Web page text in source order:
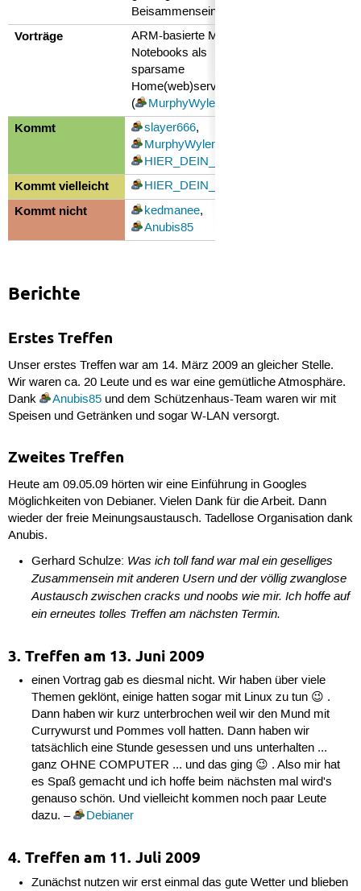
Beisammensein
Vorträge
ARM-basierte Mini-
Notebooks als
sparsame
Home(web)server
(
MurphyWyler
Kommt slayer666,
MurphyWyler,
HIER_DEIN_NAME
Kommt vielleicht HIER_DEIN_NAME
Kommt nicht kedmanee,
Anubis85
Berichte
Erstes Treffen
Unser erstes Treffen war am 14. März 2009 an gleicher Stelle.
Wir waren ca. 20 Leute und es war eine gemütliche Atmosphäre.
Dank
Anubis85und dem Schützenhaus-Team waren wir mit
Speisen und Getränken und sogar W-LAN versorgt.
Zweites Treffen
Heute am 09.05.09 hörten wir eine Einführung in Googles
Möglichkeiten von Debianer. Vielen Dank für die Arbeit. Dann
wieder der freie Meinungsaustausch. Tadellose Organisation dank
Anubis.
Gerhard Schulze: Was ich toll fand war mal ein geselliges
Zusammensein mit anderen Usern und der völlig zwanglose
Austausch zwischen cracks und noobs wie mir. Ich hoffe auf
ein erneutes tolles Treffen am nächsten Termin.
3. Treffen am 13. Juni 2009
einen Vortrag gab es diesmal nicht. Wir haben über viele
Themen geklönt, einige hatten sogar mit Linux zu tun 😉 .
Dann haben wir kurz unterbrochen weil wir den Mund mit
Currywurst und Pommes voll hatten. Dann haben wir
tatsächlich eine Stunde gesessen und uns unterhalten ...
ganz OHNE COMPUTER ... und das ging 😉 . Also mir hat
es Spaß gemacht und ich hoffe beim nächsten mal wird's
genauso schön. Und vielleicht kommen noch paar Leute
dazu. –
Debianer
4. Treffen am 11. Juli 2009
Zunächst nutzen wir erst einmal das gute Wetter und blieben